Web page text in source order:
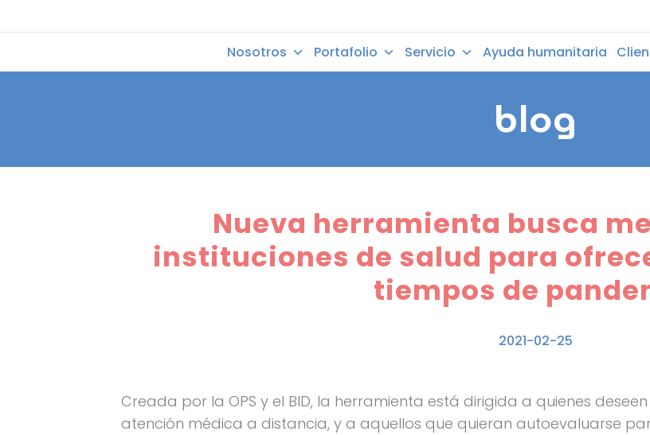
Nosotros Portafolio Servicio Ayuda humanitaria
blog
Nueva herramienta busca
instituciones de salud para
tiempos de
2021-02-25
Creada por la OPS y el BID, la herramienta está dirigida a quienes
atención médica a distancia, y a aquellos que quieran autoevaluarse